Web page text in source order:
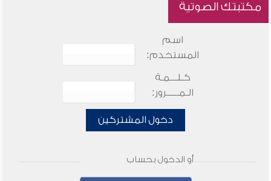
مكتبتك الصوتية
اسم
المستخدم:
كـلـــمـة
الـمـــــرور:
دخول المشتركين
أو الدخول بحساب